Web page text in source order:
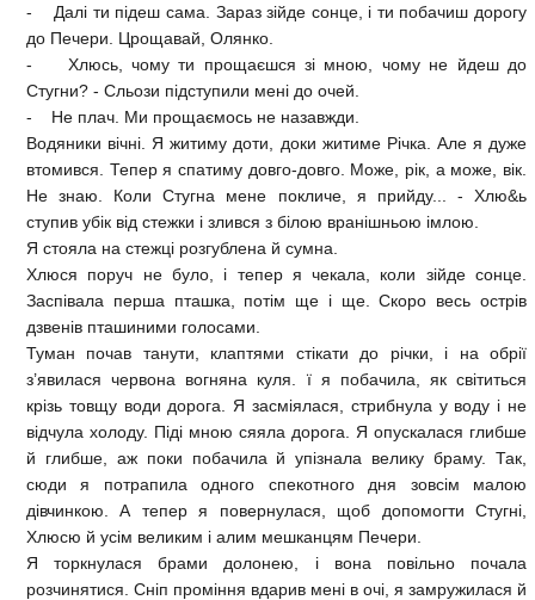
- Далі ти підеш сама. Зараз зійде сонце, і ти побачиш дорогу
до Печери. Црощавай, Олянко.
- Хлюсь, чому ти прощаєшся зі мною, чому не йдеш до
Стугни? - Сльози підступили мені до очей.
- Не плач. Ми прощаємось не назавжди.
Водяники вічні. Я житиму доти, доки житиме Річка. Але я дуже
втомився. Тепер я спатиму довго-довго. Може, рік, а може, вік.
Не знаю. Коли Стугна мене покличе, я прийду... - Хлю&ь
ступив убік від стежки і злився з білою вранішньою імлою.
Я стояла на стежці розгублена й сумна.
Хлюся поруч не було, і тепер я чекала, коли зійде сонце.
Заспівала перша пташка, потім ще і ще. Скоро весь острів
дзвенів пташиними голосами.
Туман почав танути, клаптями стікати до річки, і на обрії
з’явилася червона вогняна куля. ї я побачила, як світиться
крізь товщу води дорога. Я засміялася, стрибнула у воду і не
відчула холоду. Піді мною сяяла дорога. Я опускалася глибше
й глибше, аж поки побачила й упізнала велику браму. Так,
сюди я потрапила одного спекотного дня зовсім малою
дівчинкою. А тепер я повернулася, щоб допомогти Стугні,
Хлюсю й усім великим і алим мешканцям Печери.
Я торкнулася брами долонею, і вона повільно почала
розчинятися. Сніп проміння вдарив мені в очі, я замружилася й